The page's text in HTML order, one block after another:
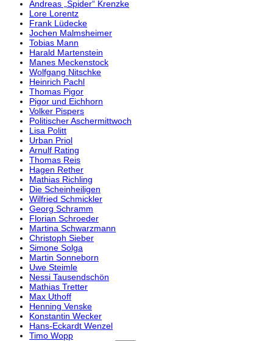
Andreas „Spider“ Krenzke
Lore Lorentz
Frank Lüdecke
Jochen Malmsheimer
Tobias Mann
Harald Martenstein
Manes Meckenstock
Wolfgang Nitschke
Heinrich Pachl
Thomas Pigor
Pigor und Eichhorn
Volker Pispers
Politischer Aschermittwoch
Lisa Politt
Urban Priol
Arnulf Rating
Thomas Reis
Hagen Rether
Mathias Richling
Die Scheinheiligen
Wilfried Schmickler
Georg Schramm
Florian Schroeder
Martina Schwarzmann
Christoph Sieber
Simone Solga
Martin Sonneborn
Uwe Steimle
Nessi Tausendschön
Mathias Tretter
Max Uthoff
Henning Venske
Konstantin Wecker
Hans-Eckardt Wenzel
Timo Wopp